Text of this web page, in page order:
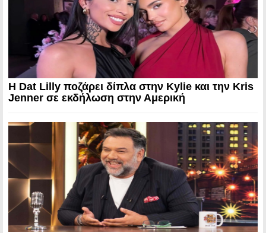
Η Dat Lilly ποζάρει δίπλα στην Kylie και την Kris
Jenner σε εκδήλωση στην Αμερική